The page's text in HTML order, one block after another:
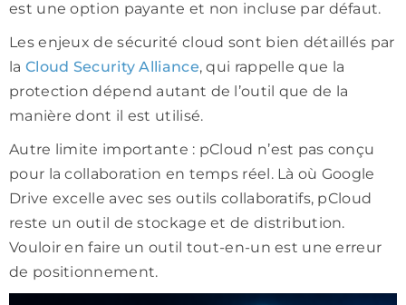
est une option payante et non incluse par défaut.
Les enjeux de sécurité cloud sont bien détaillés par
la Cloud Security Alliance, qui rappelle que la
protection dépend autant de l’outil que de la
manière dont il est utilisé.
Autre limite importante : pCloud n’est pas conçu
pour la collaboration en temps réel. Là où Google
Drive excelle avec ses outils collaboratifs, pCloud
reste un outil de stockage et de distribution.
Vouloir en faire un outil tout-en-un est une erreur
de positionnement.